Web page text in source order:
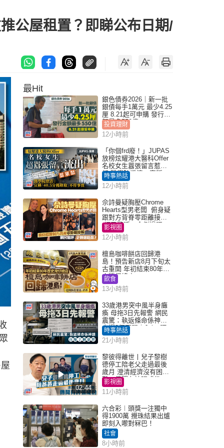
公屋租置？即睇公布日期/
最Hit
銀色債券2026｜新一批
銀債每手1萬元 最少4.25
厘 8.21起可申購 發行金
額最多550億
投資理財
12小時前
「你個frd廢！」JUPAS
放榜炫耀港大醫科Offer
名校女生囂張留言惹眾
怒 醫學院澄清：宣稱
「40.5分獲錄取」不符事
實｜Juicy叮
時事熱話
12小時前
佘詩曼疑胸壓Chrome
Hearts型男老闆 俯身疑
跟對方背脊零距離接觸
網民驚呼：企側邊唔
得？
影視圈
12小時前
檀島咖啡餅店回歸港
島！預告新店8月下旬太
古重開 年初結束80年歷
史灣仔總店
飲食
13小時前
33歲港男突中風半身癱
瘓 母拖3日先報警 網民
震驚：執返條命係神蹟
自爆2個惡習｜Juicy叮
時事熱話
21小時前
02:44
黎彼得離世丨兒子黎樹
德停工陪老父走過最後
歲月 澄清經濟沒有困
難：傳聞有誇張成份
影視圈
11小時前
六合彩︱頭獎一注獨中
得1900萬 攪珠結果出爐
即刻入嚟對冧巴！
社會
8小時前